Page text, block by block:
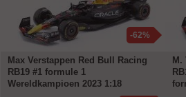
-60%
M. Verstappen Red Bull Racing
RB19 #1 winnaar Abu Dhabi
formule 1 Wereldkampioen 2023